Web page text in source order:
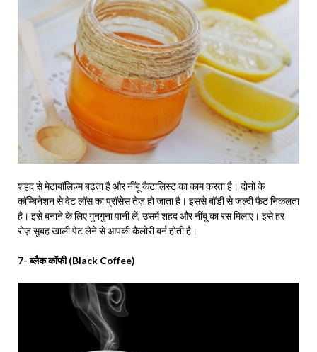
शहद से मेटाबॉलिज़्म बढ़ता है और नींबू कैटालिस्ट का काम करता है। दोनों के
कॉम्बिनेशन से वेट लॉस का प्रॉसेस तेज़ हो जाता है। इससे बॉडी से जल्दी फैट निकलता
है। इसे बनाने के लिए गुनगुना पानी लें, उसमें शहद और नींबू का रस मिलाएं। इसे हर
रोज़ सुबह खाली पेट लेने से आपकी कैलोरी बर्न होती है।
7- ब्लैक कॉफी (Black Coffee)